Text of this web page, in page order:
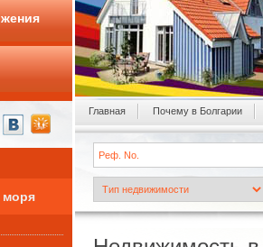
моря
Главная Почему в Болгарии